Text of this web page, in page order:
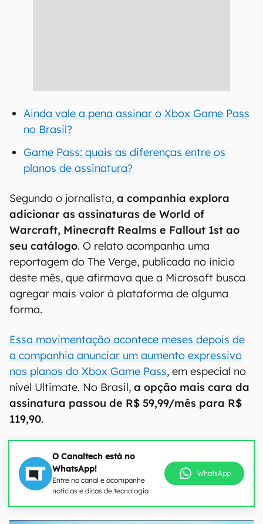
Ainda vale a pena assinar o Xbox Game Pass
no Brasil?
Game Pass: quais as diferenças entre os
planos de assinatura?
Segundo o jornalista, a companhia explora
adicionar as assinaturas de World of
Warcraft, Minecraft Realms e Fallout 1st ao
seu catálogo. O relato acompanha uma
reportagem do The Verge, publicada no início
deste mês, que afirmava que a Microsoft busca
agregar mais valor à plataforma de alguma
forma.
Essa movimentação acontece meses depois de
a companhia anunciar um aumento expressivo
nos planos do Xbox Game Pass, em especial no
nível Ultimate. No Brasil, a opção mais cara da
assinatura passou de R$ 59,99/mês para R$
119,90.
O Canaltech está no
WhatsApp!
Entre no canal e acompanhe
notícias e dicas de tecnologia
WhatsApp